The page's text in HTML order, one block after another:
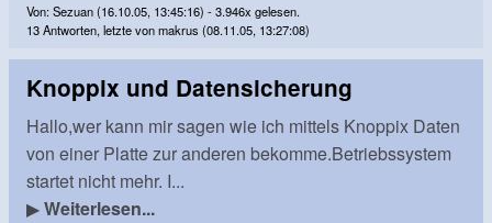
Von: Sezuan (16.10.05, 13:45:16) - 3.946x gelesen.
13 Antworten, letzte von makrus (08.11.05, 13:27:08)
Knoppix und Datensicherung
Hallo,wer kann mir sagen wie ich mittels Knoppix Daten
von einer Platte zur anderen bekomme.Betriebssystem
startet nicht mehr. I...
▶Weiterlesen...